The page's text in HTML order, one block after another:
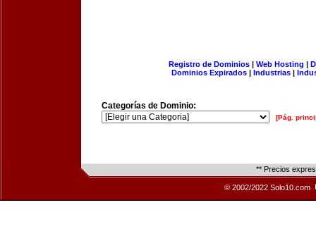
Registro de Dominios| Web Hosting |
Dominios Expirados | Industrias |
Categorías de Dominio:
[Pág.
** Precios
© 2002/2022 Solo10.com